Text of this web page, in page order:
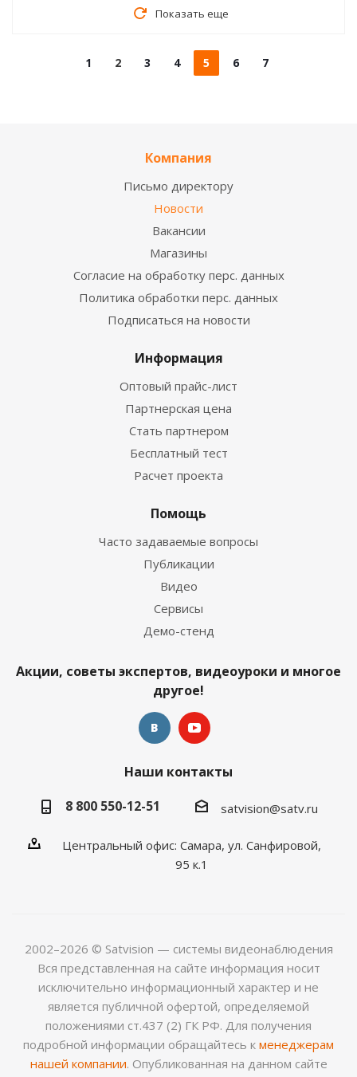
Показать еще
1 2 3 4 5 6 7
Компания
Письмо директору
Новости
Вакансии
Магазины
Согласие на обработку перс. данных
Политика обработки перс. данных
Подписаться на новости
Информация
Оптовый прайс-лист
Партнерская цена
Стать партнером
Бесплатный тест
Расчет проекта
Помощь
Часто задаваемые вопросы
Публикации
Видео
Сервисы
Демо-стенд
Акции, советы экспертов, видеоуроки и многое
другое!
Наши контакты
8 800 550-12-51
satvision@satv.ru
Центральный офис: Самара, ул. Санфировой,
95 к.1
2002–2026 © Satvision — системы видеонаблюдения
Вся представленная на сайте информация носит
исключительно информационный характер и не
является публичной офертой, определяемой
положениями ст.437 (2) ГК РФ. Для получения
подробной информации обращайтесь к менеджерам
нашей компании. Опубликованная на данном сайте